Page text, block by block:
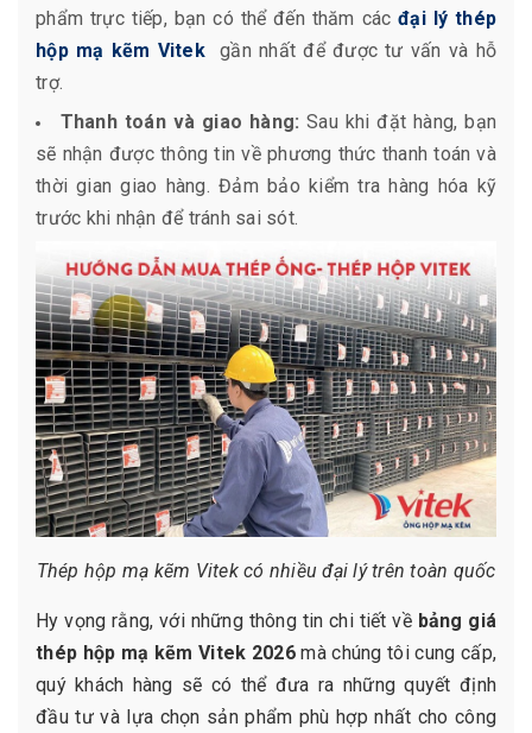
phẩm trực tiếp, bạn có thể đến thăm cácđại lý thép
hộp mạ kẽm Vitek
gần nhất để được tư vấn và hỗ
trợ.
Thanh toán và giao hàng: Sau khi đặt hàng, bạn
sẽ nhận được thông tin về phương thức thanh toán và
thời gian giao hàng. Đảm bảo kiểm tra hàng hóa kỹ
trước khi nhận để tránh sai sót.
Thép hộp mạ kẽm Vitek có nhiều đại lý trên toàn quốc
Hy vọng rằng, với những thông tin chi tiết về bảng giá
thép hộp mạ kẽm Vitek 2026mà chúng tôi cung cấp,
quý khách hàng sẽ có thể đưa ra những quyết định
đầu tư và lựa chọn sản phẩm phù hợp nhất cho công